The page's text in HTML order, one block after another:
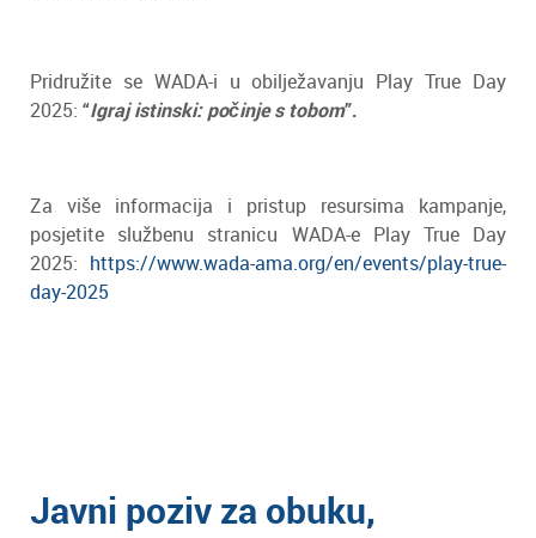
Pridružite se WADA-i u obilježavanju Play True Day
2025: “Igraj istinski: počinje s tobom”.
Za više informacija i pristup resursima kampanje,
posjetite službenu stranicu WADA-e Play True Day
2025: https://www.wada-ama.org/en/events/play-true-
day-2025
Javni poziv za obuku,